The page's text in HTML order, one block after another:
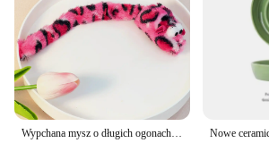
Wypchana mysz o długich ogonach zabawka dla kota zabawka dla kota ogonem ma szeleszczącą interaktywną zabawę od czasu zabawka dla kota